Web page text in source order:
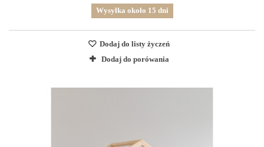
Wysyłka około 15 dni
Dodaj do listy życzeń
Dodaj do porówania